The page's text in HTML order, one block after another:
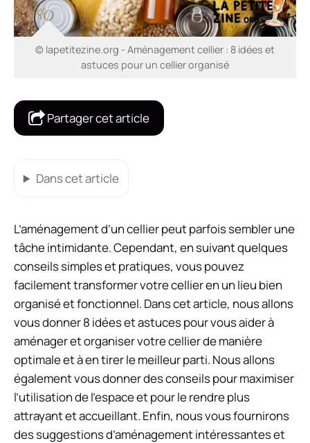
© lapetitezine.org - Aménagement cellier : 8 idées et
astuces pour un cellier organisé
Partager cet article
Dans cet article
L’aménagement d’un cellier peut parfois sembler une
tâche intimidante. Cependant, en suivant quelques
conseils simples et pratiques, vous pouvez
facilement transformer votre cellier en un lieu bien
organisé et fonctionnel. Dans cet article, nous allons
vous donner 8 idées et astuces pour vous aider à
aménager et organiser votre cellier de manière
optimale et à en tirer le meilleur parti. Nous allons
également vous donner des conseils pour maximiser
l’utilisation de l’espace et pour le rendre plus
attrayant et accueillant. Enfin, nous vous fournirons
des suggestions d’aménagement intéressantes et